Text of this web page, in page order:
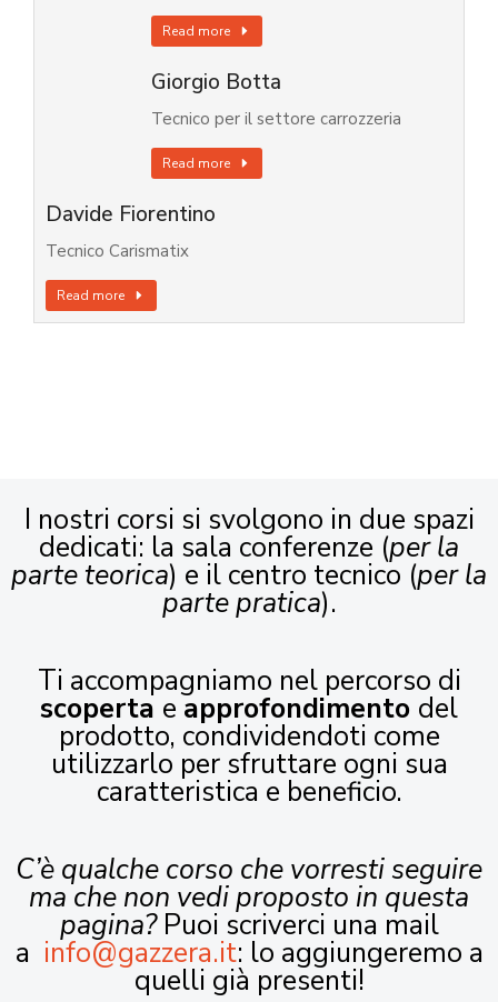
Read more
Giorgio Botta
Tecnico per il settore carrozzeria
Read more
Davide Fiorentino
Tecnico Carismatix
Read more
I nostri corsi si svolgono in due spazi
dedicati: la sala conferenze (per la
parte teorica) e il centro tecnico (per la
parte pratica).
Ti accompagniamo nel percorso di
scoperta e approfondimento del
prodotto, condividendoti come
utilizzarlo per sfruttare ogni sua
caratteristica e beneficio.
C’è qualche corso che vorresti seguire
ma che non vedi proposto in questa
pagina?Puoi scriverci una mail
a info@gazzera.it: lo aggiungeremo a
quelli già presenti!